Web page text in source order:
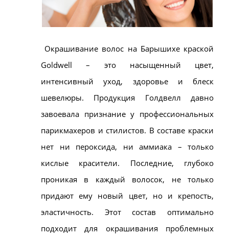
Окрашивание волос на Барышихе краской
Goldwell – это насыщенный цвет,
интенсивный уход, здоровье и блеск
шевелюры. Продукция Голдвелл давно
завоевала признание у профессиональных
парикмахеров и стилистов. В составе краски
нет ни пероксида, ни аммиака – только
кислые красители. Последние, глубоко
проникая в каждый волосок, не только
придают ему новый цвет, но и крепость,
эластичность. Этот состав оптимально
подходит для окрашивания проблемных